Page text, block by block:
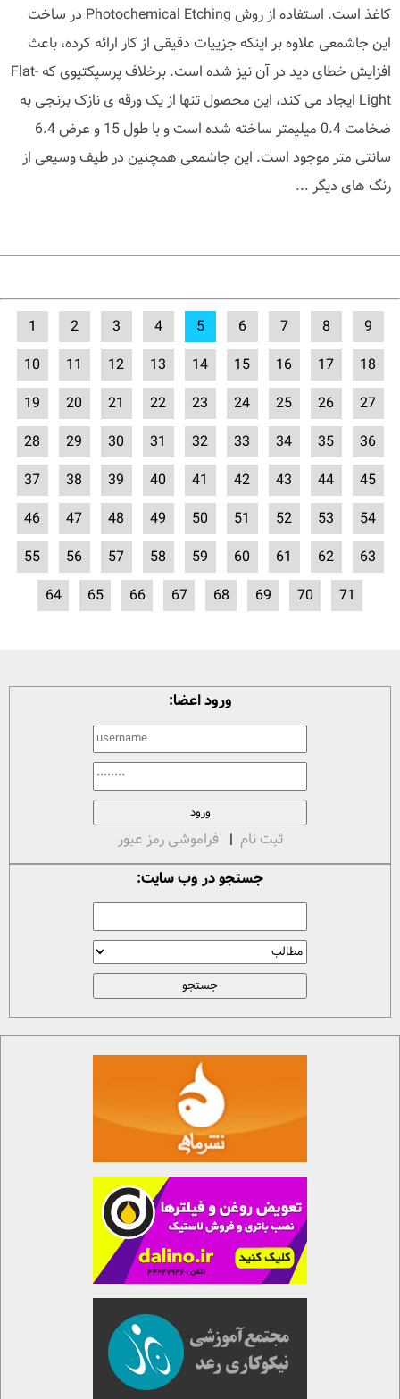
کاغذ است. استفاده از روش Photochemical Etching در ساخت
این جاشمعی علاوه بر اینکه جزییات دقیقی از کار ارائه کرده، باعث
افزایش خطای دید در آن نیز شده است. برخلاف پرسپکتیوی که Flat-
Light ایجاد می کند، این محصول تنها از یک ورقه ی نازک برنجی به
ضخامت 0.4 میلیمتر ساخته شده است و با طول 15 و عرض 6.4
سانتی متر موجود است. این جاشمعی همچنین در طیف وسیعی از
رنگ های دیگر ...
1 2 3 4 5 6 7 8
9
10
11 12 13 14 15 16 17
18
19
20 21 22 23 24 25 26
27
28
29 30 31 32 33 34 35
36
37
38 39 40 41 42 43 44
45
46
47 48 49 50 51 52 53
54
55
56 57 58 59 60 61 62
63
64
65 66 67 68 69 70 71
ورود اعضا:
ثبت نام | فراموشی رمز عبور
جستجو در وب سایت: